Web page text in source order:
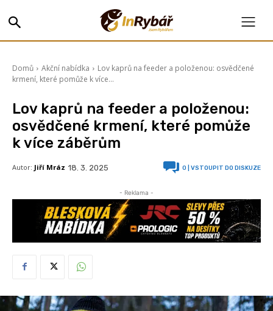
Domů Akční nabídka
Lov kaprů na feeder a položenou: osvědčené
krmení, které pomůže k více...
Lov kaprů na feeder a položenou:
osvědčené krmení, které pomůže
k více záběrům
Autor: Jiří Mráz 18. 3. 2025 0 | VSTOUPIT DO DISKUZE
- Reklama -